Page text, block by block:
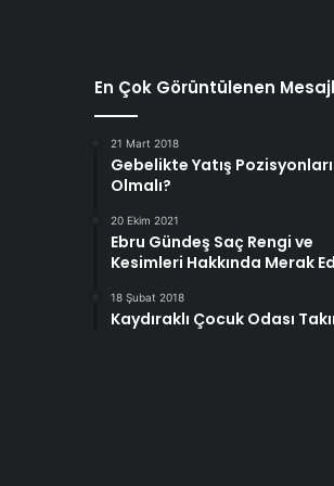
En Çok Görüntülenen
21 Mart 2018
Gebelikte Yatış Pozisyonları
Olmalı?
20 Ekim 2021
Ebru Gündeş Saç Rengi ve
Kesimleri Hakkında Merak
18 Şubat 2018
Kaydıraklı Çocuk Odası